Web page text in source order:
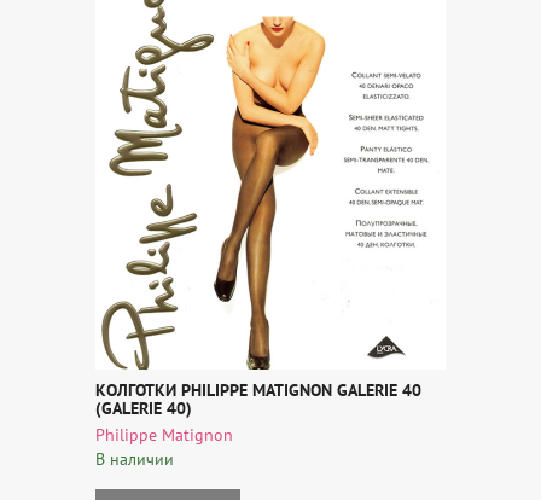
КОЛГОТКИ PHILIPPE MATIGNON GALERIE 40
(GALERIE 40)
Philippe Matignon
В наличии